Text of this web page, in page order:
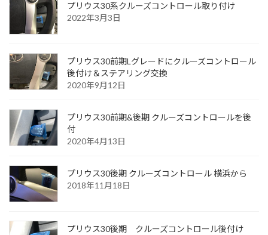
プリウス30系クルーズコントロール取り付け
2022年3月3日
プリウス30前期Lグレードにクルーズコントロール
後付け＆ステアリング交換
2020年9月12日
プリウス30前期&後期 クルーズコントロールを後
付
2020年4月13日
プリウス30後期 クルーズコントロール 横浜から
2018年11月18日
プリウス30後期 クルーズコントロール後付け